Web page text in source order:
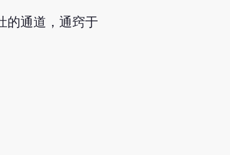
的通道，通窍于